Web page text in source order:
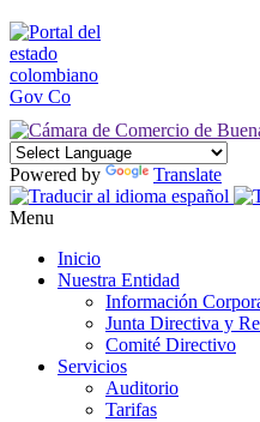
Powered by Translate
Menu
Inicio
Nuestra Entidad
Información
Junta Directiva y
Comité Directivo
Servicios
Auditorio
Tarifas